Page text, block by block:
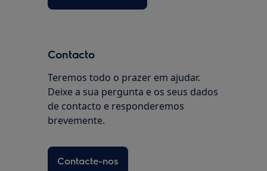
Contacto
Teremos todo o prazer em ajudar.
Deixe a sua pergunta e os seus dados
de contacto e responderemos
brevemente.
Contacte-nos